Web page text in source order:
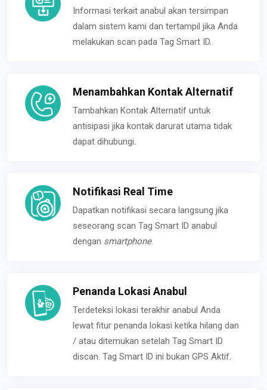
Informasi terkait anabul akan tersimpan
dalam sistem kami dan tertampil jika Anda
melakukan scan pada Tag Smart ID.
Menambahkan Kontak Alternatif
Tambahkan Kontak Alternatif untuk
antisipasi jika kontak darurat utama tidak
dapat dihubungi.
Notifikasi Real Time
Dapatkan notifikasi secara langsung jika
seseorang scan Tag Smart ID anabul
dengan smartphone.
Penanda Lokasi Anabul
Terdeteksi lokasi terakhir anabul Anda
lewat fitur penanda lokasi ketika hilang dan
/ atau ditemukan setelah Tag Smart ID
discan. Tag Smart ID ini bukan GPS Aktif.